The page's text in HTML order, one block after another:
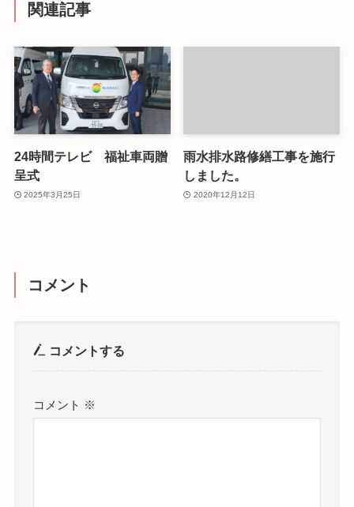
関連記事
24時間テレビ 福祉車両贈
呈式
2025年3月25日
雨水排水路修繕工事を施行
しました。
2020年12月12日
コメント
コメントする
コメント ※